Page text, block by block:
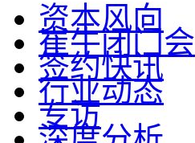
资本风向
崔牛闭门会
签约快讯
行业动态
专访